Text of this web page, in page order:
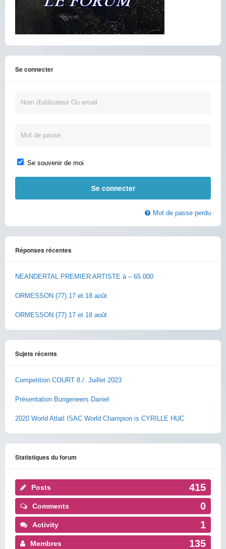
Se connecter
Se souvenir de moi
Mot de passe perdu
Réponses récentes
NEANDERTAL PREMIER ARTISTE à – 65 000
ORMESSON (77) 17 et 18 août
ORMESSON (77) 17 et 18 août
Sujets récents
Competition COURT 8./. Juillet 2023
Présentation Bungeneers Daniel
2020 World Atlatl ISAC World Champion is CYRILLE HUC
Statistiques du forum
Posts 415
Comments 0
Activity 1
Membres 135